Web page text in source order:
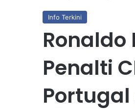
Info Terkini
Ronaldo
Penalti